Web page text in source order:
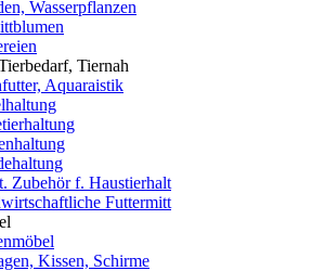
Wasserpflanzen
Tiernah
Aquaraistik
Zubehör f. Haustierhalt
Futtermitt
Kissen, Schirme